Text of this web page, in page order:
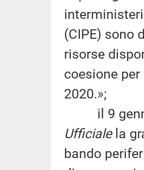
(CIPE) sono
risorse
coesione
2020.»;
il 9
Ufficialela
bando